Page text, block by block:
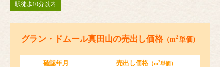
駅徒歩10分以内
グラン・ドムール真田山の売出し価格（m2単価）
確認年月 売出し価格（m2単価）